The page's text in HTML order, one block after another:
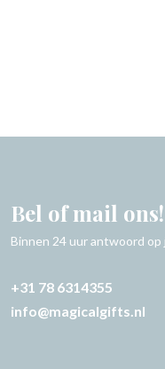
Bel of mail ons!
Binnen 24 uur antwoord op
+31 78 6314355
info@magicalgifts.nl